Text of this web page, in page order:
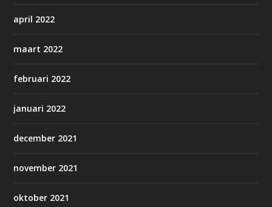
april 2022
maart 2022
februari 2022
januari 2022
december 2021
november 2021
oktober 2021